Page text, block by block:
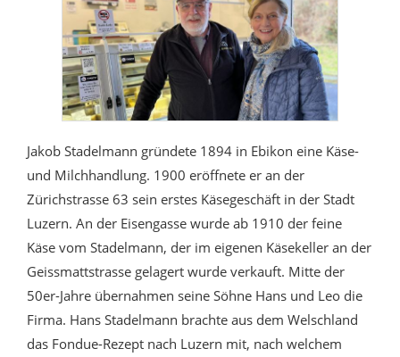
Jakob Stadelmann gründete 1894 in Ebikon eine Käse-
und Milchhandlung. 1900 eröffnete er an der
Zürichstrasse 63 sein erstes Käsegeschäft in der Stadt
Luzern. An der Eisengasse wurde ab 1910 der feine
Käse vom Stadelmann, der im eigenen Käsekeller an der
Geissmattstrasse gelagert wurde verkauft. Mitte der
50er-Jahre übernahmen seine Söhne Hans und Leo die
Firma. Hans Stadelmann brachte aus dem Welschland
das Fondue-Rezept nach Luzern mit, nach welchem